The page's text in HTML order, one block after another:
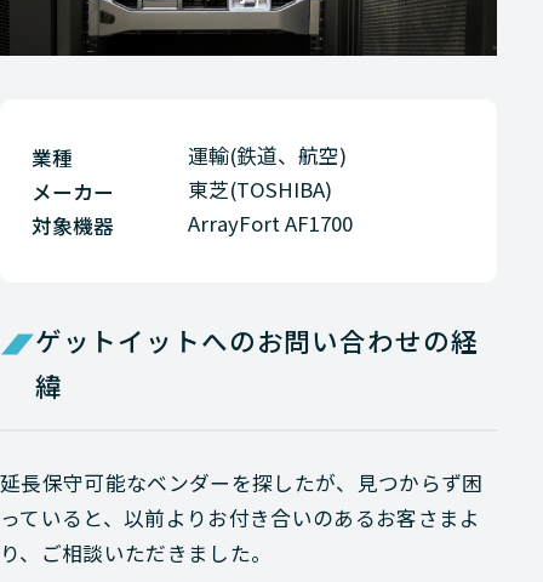
業種
運輸(鉄道、航空)
メーカー
東芝(TOSHIBA)
対象機器
ArrayFort AF1700
ゲットイットへのお問い合わせの経
緯
延長保守可能なベンダーを探したが、見つからず困
っていると、以前よりお付き合いのあるお客さまよ
り、ご相談いただきました。